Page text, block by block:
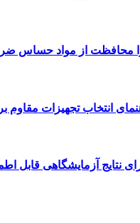
چرا محافظت از مواد حساس
انتخاب تجهیزات مقاوم
آزمایشگاهی قابل